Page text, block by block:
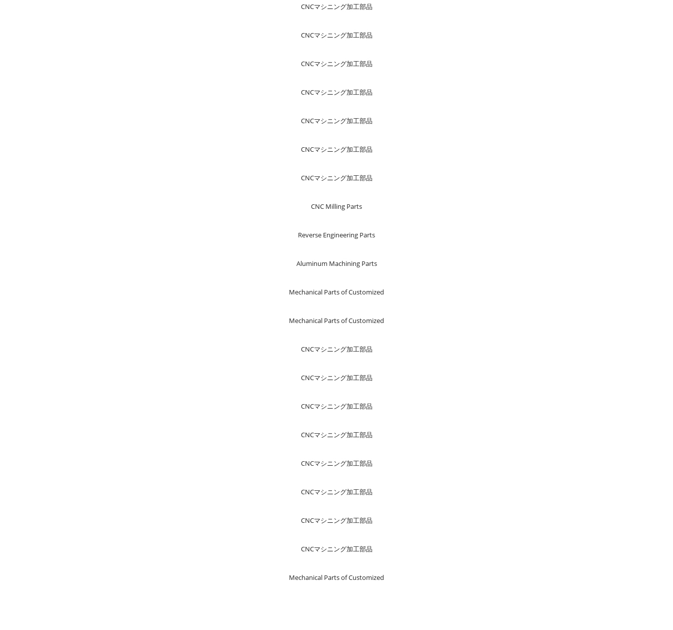
CNCマシニング加工部品
CNCマシニング加工部品
CNCマシニング加工部品
CNCマシニング加工部品
CNCマシニング加工部品
CNCマシニング加工部品
CNCマシニング加工部品
CNC Milling Parts
Reverse Engineering Parts
Aluminum Machining Parts
Mechanical Parts of Customized
Mechanical Parts of Customized
CNCマシニング加工部品
CNCマシニング加工部品
CNCマシニング加工部品
CNCマシニング加工部品
CNCマシニング加工部品
CNCマシニング加工部品
CNCマシニング加工部品
CNCマシニング加工部品
Mechanical Parts of Customized